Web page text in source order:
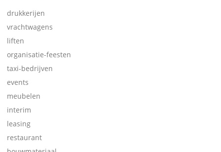
drukkerijen
vrachtwagens
liften
organisatie-feesten
taxi-bedrijven
events
meubelen
interim
leasing
restaurant